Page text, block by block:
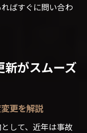
ばすぐに問い合わ
新がスムーズ
更を解説
して、近年は事故